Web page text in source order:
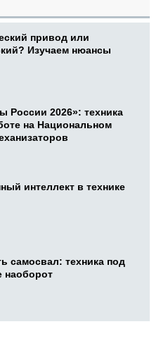
привод или
Изучаем нюансы
России 2026»: техника
на Национальном
интеллект в технике
самосвал: техника под
наоборот